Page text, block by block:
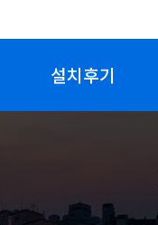
설치후기